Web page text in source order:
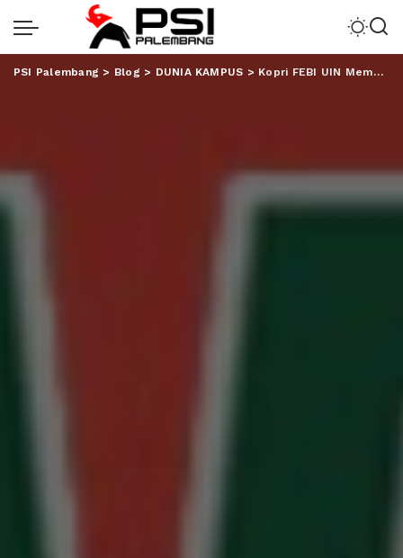
PSI Palembang > Blog > DUNIA KAMPUS > Kopri FEBI UIN Membangun Ruang Inklusif Melaui Dialog